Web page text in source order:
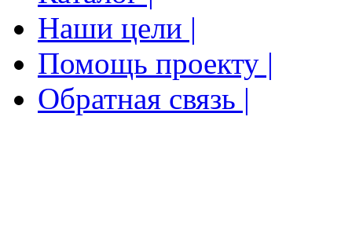
Наши цели |
Помощь проекту |
Обратная связь |